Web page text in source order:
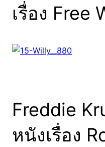
เรื่อง Free
Freddie
หนังเรื่อง